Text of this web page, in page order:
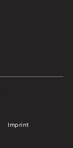
Imprint